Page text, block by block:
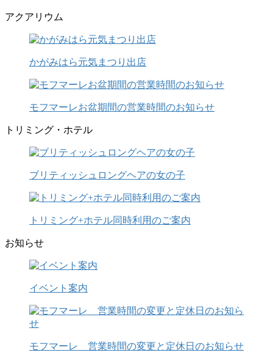
アクアリウム
かがみはら元気まつり出店
モフマーレお盆期間の営業時間のお知らせ
トリミング・ホテル
ブリティッシュロングヘアの女の子
トリミング+ホテル同時利用のご案内
お知らせ
イベント案内
モフマーレ 営業時間の変更と定休日のお知らせ